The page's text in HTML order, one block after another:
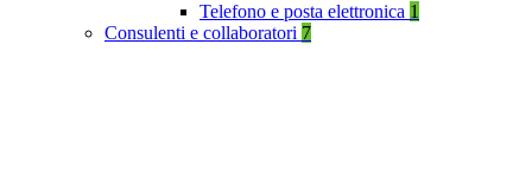
Telefono e posta elettronica 1
Consulenti e collaboratori 7